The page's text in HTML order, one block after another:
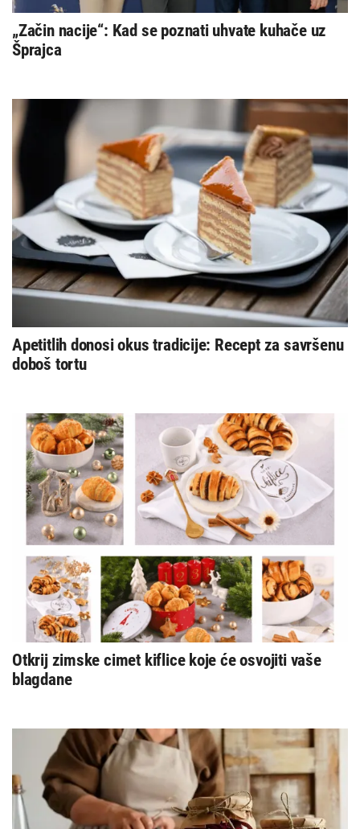
„Začin nacije“: Kad se poznati uhvate kuhače uz
Šprajca
Apetitlih donosi okus tradicije: Recept za savršenu
doboš tortu
Otkrij zimske cimet kiflice koje će osvojiti vaše
blagdane